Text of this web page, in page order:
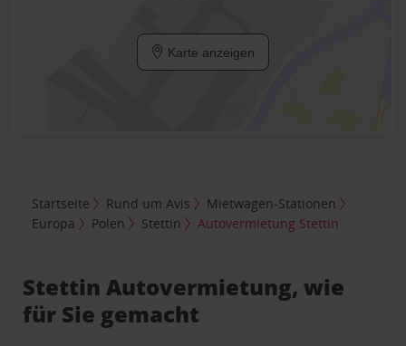
Karte anzeigen
Startseite Rund um Avis
Mietwagen-Stationen
Europa
Polen Stettin Autovermietung Stettin
Stettin Autovermietung, wie
für Sie gemacht